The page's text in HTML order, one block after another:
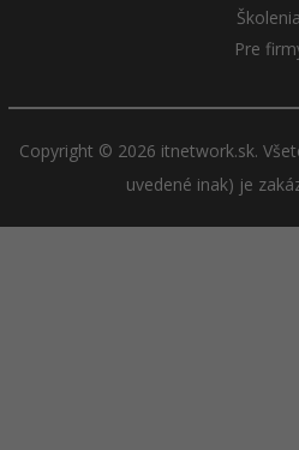
Školenia
Pre
Copyright © 2026 itnetwork.sk.
uvedené inak) je